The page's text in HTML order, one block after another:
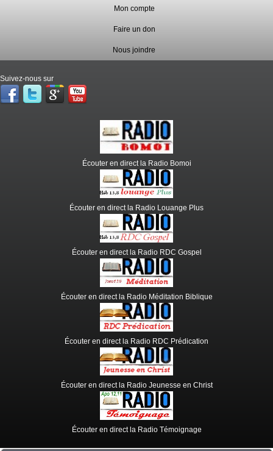
Mon compte
Faire un don
Nous joindre
Suivez-nous sur
Écouter en direct la Radio Bomoi
Écouter en direct la Radio Louange Plus
Écouter en direct la Radio RDC Gospel
Écouter en direct la Radio Méditation Biblique
Écouter en direct la Radio RDC Prédication
Écouter en direct la Radio Jeunesse en Christ
Écouter en direct la Radio Témoignage